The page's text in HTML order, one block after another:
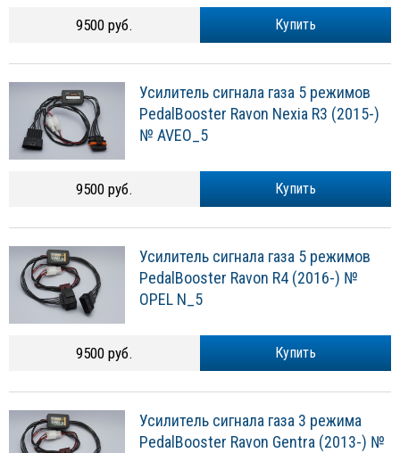
Купить
9500 руб.
Усилитель сигнала газа 5 режимов
PedalBooster Ravon Nexia R3 (2015-)
№ AVEO_5
Купить
9500 руб.
Усилитель сигнала газа 5 режимов
PedalBooster Ravon R4 (2016-) №
OPEL N_5
Купить
9500 руб.
Усилитель сигнала газа 3 режима
PedalBooster Ravon Gentra (2013-) №